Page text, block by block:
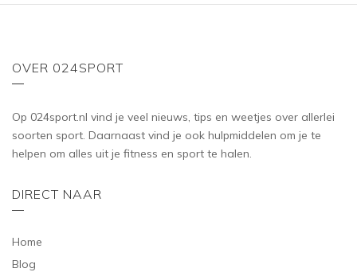
OVER 024SPORT
Op 024sport.nl vind je veel nieuws, tips en weetjes over allerlei
soorten sport. Daarnaast vind je ook hulpmiddelen om je te
helpen om alles uit je fitness en sport te halen.
DIRECT NAAR
Home
Blog